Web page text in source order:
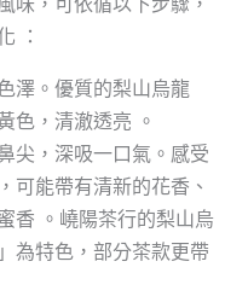
：
澤。優質的梨山烏龍
色，清澈透亮 。
尖，深吸一口氣。感受
可能帶有清新的花香、
香 。嶢陽茶行的梨山烏
為特色，部分茶款更帶